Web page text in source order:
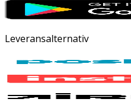
Leveransalternativ